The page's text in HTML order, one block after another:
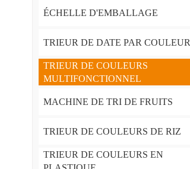
ÉCHELLE D'EMBALLAGE
TRIEUR DE DATE PAR COULEUR
TRIEUR DE COULEURS
MULTIFONCTIONNEL
MACHINE DE TRI DE FRUITS
TRIEUR DE COULEURS DE RIZ
TRIEUR DE COULEURS EN